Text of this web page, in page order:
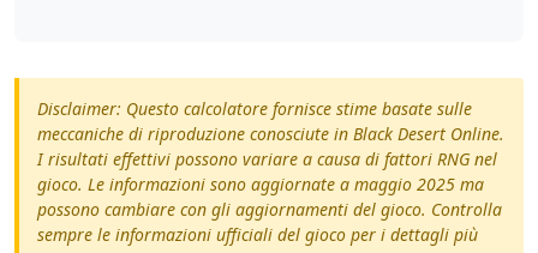
Disclaimer: Questo calcolatore fornisce stime basate sulle
meccaniche di riproduzione conosciute in Black Desert Online.
I risultati effettivi possono variare a causa di fattori RNG nel
gioco. Le informazioni sono aggiornate a maggio 2025 ma
possono cambiare con gli aggiornamenti del gioco. Controlla
sempre le informazioni ufficiali del gioco per i dettagli più